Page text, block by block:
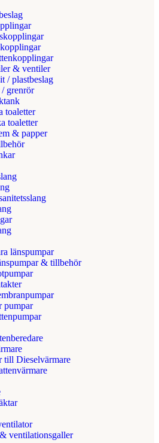
& ventiler
/ plastbeslag
grenrör
toaletter
toaletter
& papper
länspumpar
& tillbehör
pumpar
till Dieselvärmare
ventilationsgaller